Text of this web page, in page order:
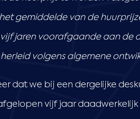
gemiddelde van de
jaren voorafgaande aan de
volgens algemene
dat we bij een dergelijke
vijf jaar daadwerkelijk